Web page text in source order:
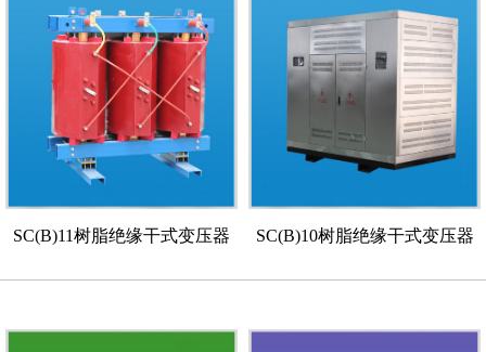
SC(B)11树脂绝缘干式变压器 SC(B)10树脂绝缘干式变压器